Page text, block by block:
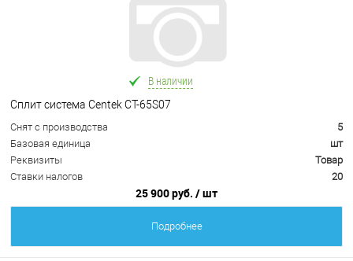
В наличии
Сплит система Centek CT-65S07
Снят с производства
5
Базовая единица
шт
Реквизиты
Товар
Ставки налогов
20
25 900 руб. / шт
Подробнее